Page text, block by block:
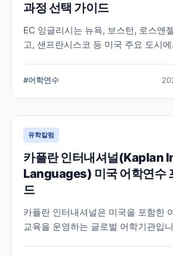
과정 선택 가이드
EC 잉글리시는 뉴욕, 보스턴, 로스앤
고, 샌프란시스코 등 미국 주요 도시
할 내용을 정리합니다.
#어학연수
유학칼럼
카플란 인터내셔널(Kaplan
Languages) 미국 어학연수
드
카플란 인터내셔널은 미국을 포함한
교육을 운영하는 글로벌 어학기관입